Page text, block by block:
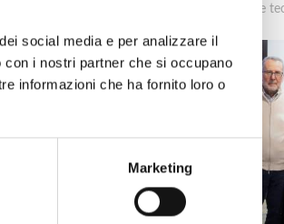
social media e per analizzare il
i nostri partner che si occupano
informazioni che ha fornito loro o
Marketing
Campus Tempini: Sustainable